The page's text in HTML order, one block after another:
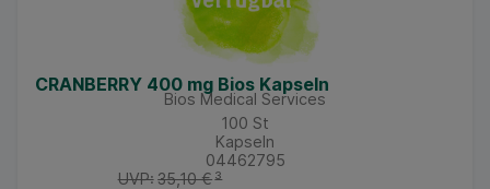
CRANBERRY 400 mg Bios Kapseln
Bios Medical Services
100 St
Kapseln
04462795
UVP: 35,10 €³